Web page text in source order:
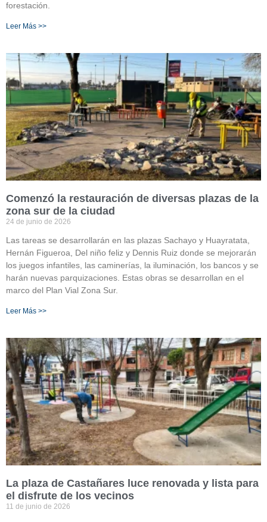
forestación.
Leer Más >>
Comenzó la restauración de diversas plazas de la
zona sur de la ciudad
24 de junio de 2026
Las tareas se desarrollarán en las plazas Sachayo y Huayratata,
Hernán Figueroa, Del niño feliz y Dennis Ruiz donde se mejorarán
los juegos infantiles, las caminerías, la iluminación, los bancos y se
harán nuevas parquizaciones. Estas obras se desarrollan en el
marco del Plan Vial Zona Sur.
Leer Más >>
La plaza de Castañares luce renovada y lista para
el disfrute de los vecinos
11 de junio de 2026